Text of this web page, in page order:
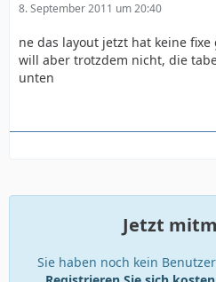
8. September 2011 um 20:40
ne das layout jetzt hat keine fixe
will aber trotzdem nicht, die
unten
Jetzt
Sie haben noch kein